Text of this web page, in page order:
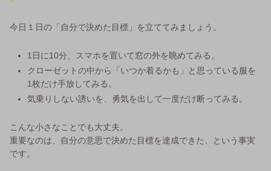
今日１日の「自分で決めた目標」を立ててみましょう。
1日に10分、スマホを置いて窓の外を眺めてみる。
クローゼットの中から「いつか着るかも」と思っている服を
1枚だけ手放してみる。
気乗りしない誘いを、勇気を出して一度だけ断ってみる。
こんな小さなことでも大丈夫。
重要なのは、自分の意思で決めた目標を達成できた、という事実
です。